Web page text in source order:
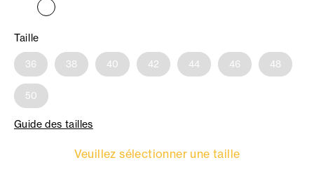
Taille
36 38 40 42 44 46 48
50
Guide des tailles
Veuillez sélectionner une taille